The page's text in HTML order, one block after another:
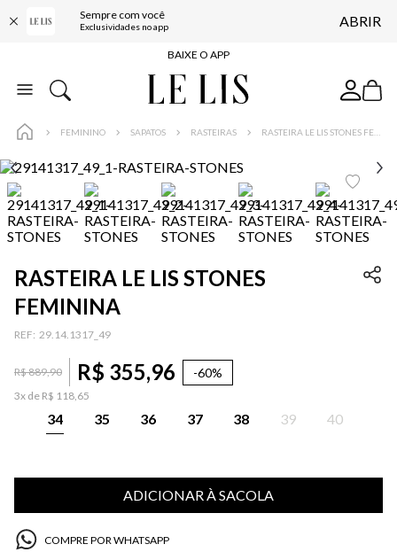
Sempre com você
Exclusividades no app ABRIR
FRETE GRÁTIS*
BAIXE O APP
10% OFF NA PRIMEIRA COMPRA*
FRETE GRÁTIS*
BAIXE O APP
10% OFF NA PRIMEIRA COMPRA*
FEMININO SAPATOS RASTEIRAS
RASTEIRA LE LIS STONES
FEMININA
: 29.14.1317_49
R$889,90 R$ 355,96 -60%
3x de R$ 118,65
34 35 36 37 38 39 40
ADICIONAR À SACOLA
COMPRE POR WHATSAPP